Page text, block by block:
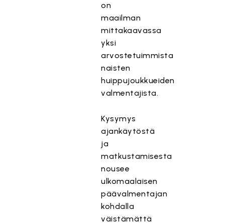
on
maailman
mittakaavassa
yksi
arvostetuimmista
naisten
huippujoukkueiden
valmentajista.
Kysymys
ajankäytöstä
ja
matkustamisesta
nousee
ulkomaalaisen
päävalmentajan
kohdalla
väistämättä